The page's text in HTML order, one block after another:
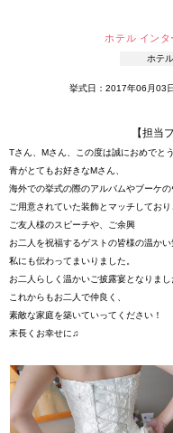
ホテル インタ
ホテル
挙式日：2017年06月03
【担当
Tさん、Mさん、この度は誠におめでと
青がとてもお好きなMさん、
海外での挙式の際のアルバムやブーケ
ご用意されていた装飾とマッチしてお
ご友人様のスピーチや、ご余興
お二人を祝福するゲストの皆様の温か
私にも伝わってまいりました。
お二人らしく温かいご披露宴となりまし
これからもお二人で仲良く、
素敵な家庭を築いていってください！
末長くお幸せに♫